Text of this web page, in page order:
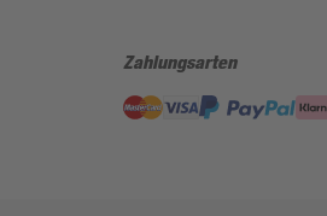
Zahlungsarten